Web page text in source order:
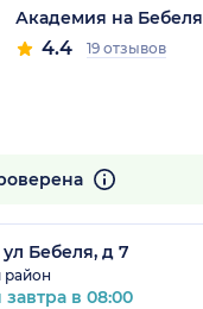
Академия на Бебеля
4.4 19 отзывов
ул Бебеля, д 7
район
в 08:00